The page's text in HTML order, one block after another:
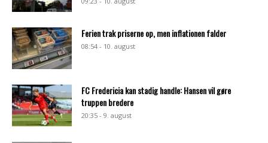
Ferien trak priserne op, men inflationen falder
08:54 - 10. august
FC Fredericia kan stadig handle: Hansen vil gøre
truppen bredere
20:35 - 9. august